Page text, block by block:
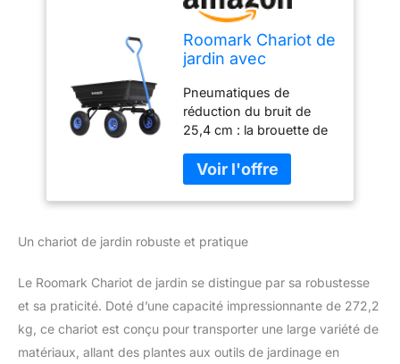
Roomark Chariot de
jardin avec
libération rapide,
capacité de 272,2
kg avec pneus de
25,4 cm, poignée à
poignée trempée,
direction pivotante
pour sol, plantes,
en bois
Pneumatiques de
réduction du bruit de
25,4 cm : la brouette de
pneus de réduction du
bruit de 25,4 cm pour
garantir durabilité et
une plus grande surface
meilleure adhérence et
friction, une direction
fluide, et une grande
garde au sol pour
garantir que la brouette
Un chariot de jardin robuste et pratique
Le Roomark Chariot de jardin se distingue par sa robustesse
et sa praticité. Doté d’une capacité impressionnante de 272,2
kg, ce chariot est conçu pour transporter une large variété de
matériaux, allant des plantes aux outils de jardinage en